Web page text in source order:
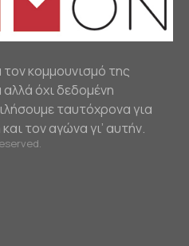
τον κομμουνισμό της
όχι δεδομένη
ταυτόχρονα για
τον αγώνα γι’ αυτήν.